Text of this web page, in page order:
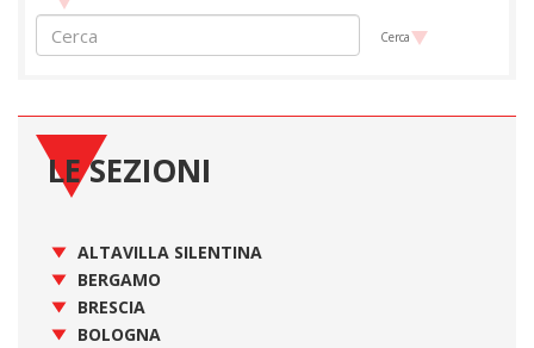
Cerca
LE SEZIONI
ALTAVILLA SILENTINA
BERGAMO
BRESCIA
BOLOGNA